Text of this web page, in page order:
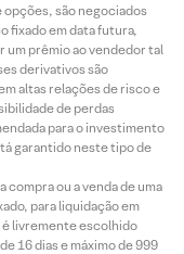
são negociados
fixado em data futura,
prêmio ao vendedor tal
derivativos são
altas relações de risco e
de perdas
para o investimento
garantido neste tipo de
ou a venda de uma
para liquidação em
é livremente escolhido
16 dias e máximo de 999